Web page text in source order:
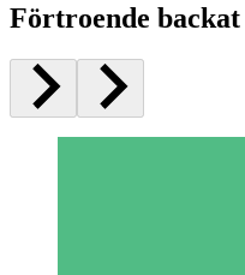
Förtroende